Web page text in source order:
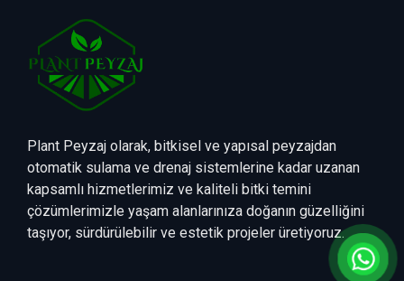
Plant Peyzaj olarak, bitkisel ve yapısal peyzajdan
otomatik sulama ve drenaj sistemlerine kadar uzanan
kapsamlı hizmetlerimiz ve kaliteli bitki temini
çözümlerimizle yaşam alanlarınıza doğanın güzelliğini
taşıyor, sürdürülebilir ve estetik projeler üretiyoruz.